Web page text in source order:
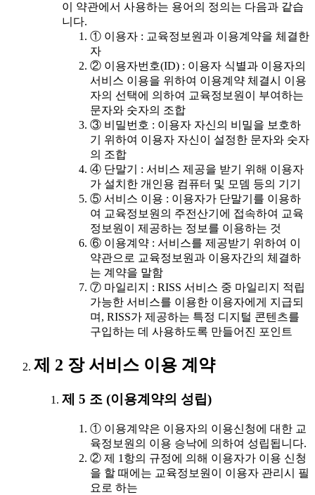
이 약관에서 사용하는 용어의 정의는 다음과 같습
니다.
① 이용자 : 교육정보원과 이용계약을 체결한
자
② 이용자번호(ID) : 이용자 식별과 이용자의
서비스 이용을 위하여 이용계약 체결시 이용
자의 선택에 의하여 교육정보원이 부여하는
문자와 숫자의 조합
③ 비밀번호 : 이용자 자신의 비밀을 보호하
기 위하여 이용자 자신이 설정한 문자와 숫자
의 조합
④ 단말기 : 서비스 제공을 받기 위해 이용자
가 설치한 개인용 컴퓨터 및 모뎀 등의 기기
⑤ 서비스 이용 : 이용자가 단말기를 이용하
여 교육정보원의 주전산기에 접속하여 교육
정보원이 제공하는 정보를 이용하는 것
⑥ 이용계약 : 서비스를 제공받기 위하여 이
약관으로 교육정보원과 이용자간의 체결하
는 계약을 말함
⑦ 마일리지 : RISS 서비스 중 마일리지 적립
가능한 서비스를 이용한 이용자에게 지급되
며, RISS가 제공하는 특정 디지털 콘텐츠를
구입하는 데 사용하도록 만들어진 포인트
제 2 장 서비스 이용 계약
제 5 조 (이용계약의 성립)
① 이용계약은 이용자의 이용신청에 대한 교
육정보원의 이용 승낙에 의하여 성립됩니다.
② 제 1항의 규정에 의해 이용자가 이용 신청
을 할 때에는 교육정보원이 이용자 관리시 필
요로 하는